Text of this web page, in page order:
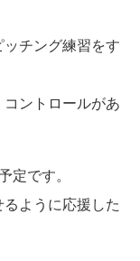
チング練習をす
ントロールがあ
定です。
ように応援した